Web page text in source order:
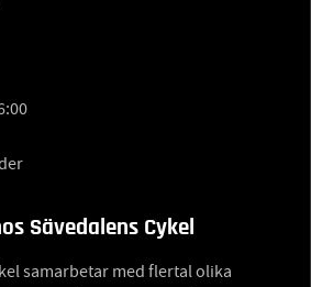
Sävedalens Cykel
samarbetar med flertal olika